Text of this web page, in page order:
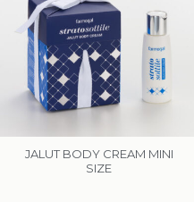
JALUT BODY CREAM MINI
SIZE